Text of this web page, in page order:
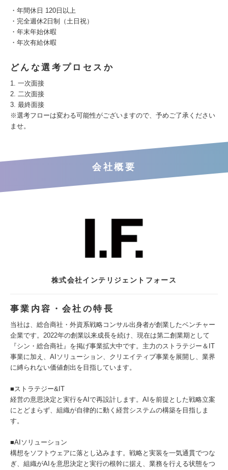
・年間休日 120日以上
・完全週休2日制（土日祝）
・年末年始休暇
・年次有給休暇
どんな選考プロセスか
1. 一次面接
2. 二次面接
3. 最終面接
※選考フローは変わる可能性がございますので、予めご了承ください
ませ。
会社概要
株式会社インテリジェントフォース
事業内容・会社の特長
当社は、総合商社・外資系戦略コンサル出身者が創業したベンチャー
企業です。2022年の創業以来成長を続け、現在は第二創業期として
『シン・総合商社』を掲げ事業拡大中です。主力のストラテジー＆IT
事業に加え、AIソリューション、クリエイティブ事業を展開し、業界
に縛られない価値創出を目指しています。
■ストラテジー&IT
経営の意思決定と実行をAIで再設計します。AIを前提とした戦略立案
にとどまらず、組織が自律的に動く経営システムの構築を目指しま
す。
■AIソリューション
構想をソフトウェアに落とし込みます。戦略と実装を一気通貫でつな
ぎ、組織がAIを意思決定と実行の根幹に据え、業務を行える状態をつ